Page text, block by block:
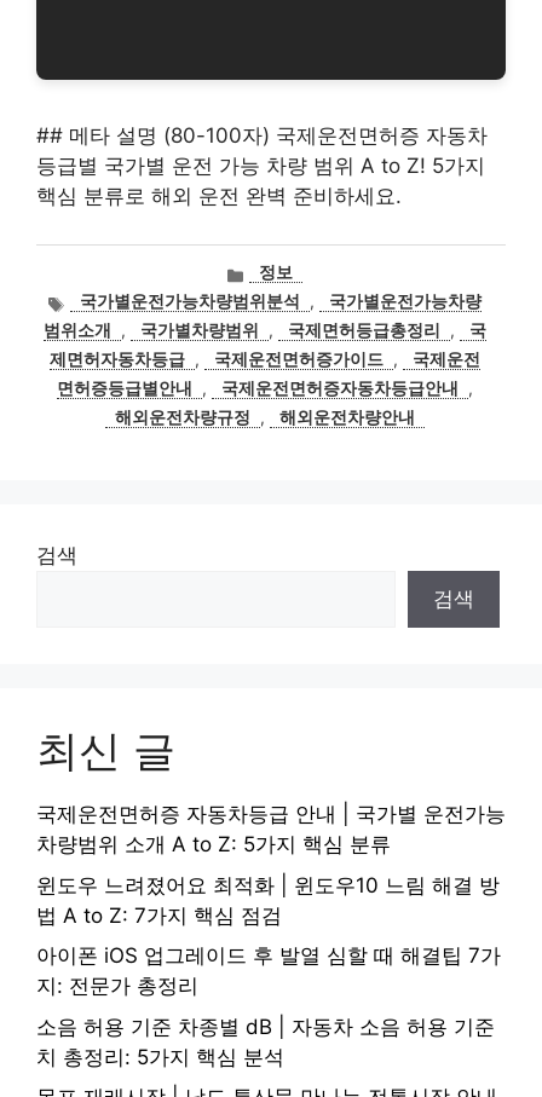
## 메타 설명 (80-100자) 국제운전면허증 자동차
등급별 국가별 운전 가능 차량 범위 A to Z! 5가지
핵심 분류로 해외 운전 완벽 준비하세요.
카
테
고
리
정보
태
그
국가별운전가능차량범위분석 ,
국가별운전가능차량
범위소개
, 국가별차량범위 , 국제면허등급총정리 ,
국
제면허자동차등급 , 국제운전면허증가이드 ,
국제운전
면허증등급별안내
, 국제운전면허증자동차등급안내
,
해외운전차량규정
, 해외운전차량안내
검색
검색
최신 글
국제운전면허증 자동차등급 안내 | 국가별 운전가능
차량범위 소개 A to Z: 5가지 핵심 분류
윈도우 느려졌어요 최적화 | 윈도우10 느림 해결 방
법 A to Z: 7가지 핵심 점검
아이폰 iOS 업그레이드 후 발열 심할 때 해결팁 7가
지: 전문가 총정리
소음 허용 기준 차종별 dB | 자동차 소음 허용 기준
치 총정리: 5가지 핵심 분석